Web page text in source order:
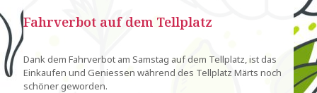
Fahrverbot auf dem Tellplatz
Dank dem Fahrverbot am Samstag auf dem Tellplatz, ist das
Einkaufen und Geniessen während des Tellplatz Märts noch
schöner geworden.